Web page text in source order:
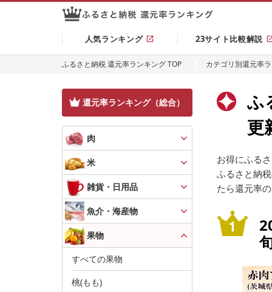
人気ランキング 23サイト比較解説
ふるさと納税 還元率ランキング TOP カテゴリ別還元率
還元率ランキング（総合）
肉
米
雑貨・日用品
魚介・海産物
果物
すべての果物
桃(もも)
ふ
更
お得にふる
ふるさと納
たら還元率